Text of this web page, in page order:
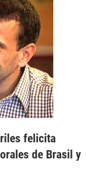
felicita
de Brasil y